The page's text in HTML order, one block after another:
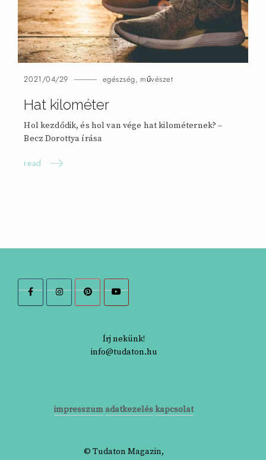
2021/04/29 egészség, művészet
Hat kilométer
Hol kezdődik, és hol van vége hat kilométernek? –
Becz Dorottyaírása
read
Írj nekünk!
info@tudaton.hu
impresszum adatkezeléskapcsolat
© Tudaton Magazin,